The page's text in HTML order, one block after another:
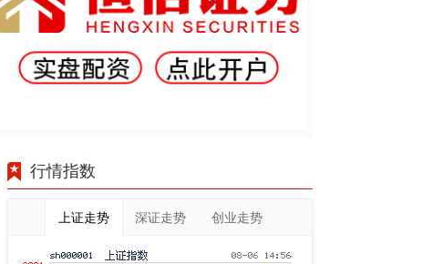
行情指数
上证走势 深证走势 创业走势